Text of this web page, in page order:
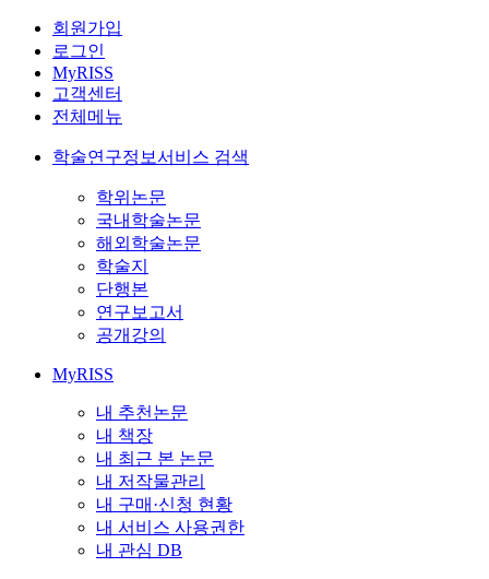
회원가입
로그인
MyRISS
고객센터
전체메뉴
학술연구정보서비스 검색
학위논문
국내학술논문
해외학술논문
학술지
단행본
연구보고서
공개강의
MyRISS
내 추천논문
내 책장
내 최근 본 논문
내 저작물관리
내 구매·신청 현황
내 서비스 사용권한
내 관심 DB